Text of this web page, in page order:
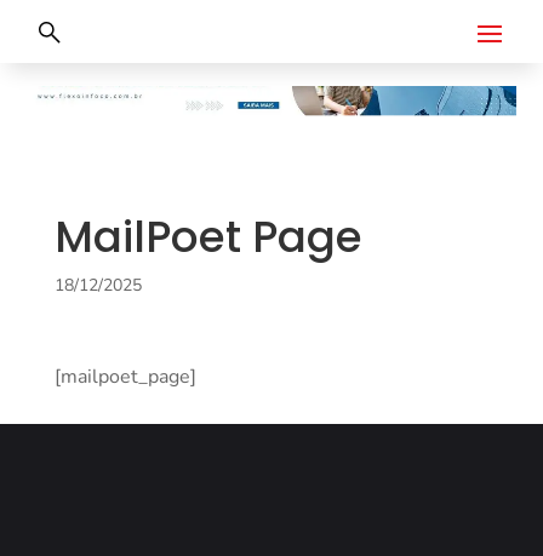
MailPoet Page
18/12/2025
[mailpoet_page]